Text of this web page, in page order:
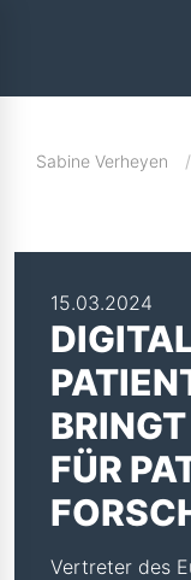
Sabine Verheyen
15.03.2024
FÜR
Vertreter des